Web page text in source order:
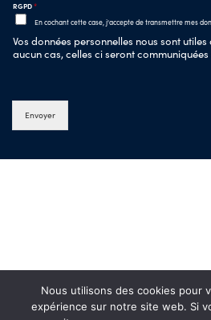
RGPD*
En cochant cette case, j'accepte de transmettre mes
Vos données personnelles nous sont
aucun cas, celles ci seront
Envoyer
Nous utilisons des cookies pour
expérience sur notre site web. Si